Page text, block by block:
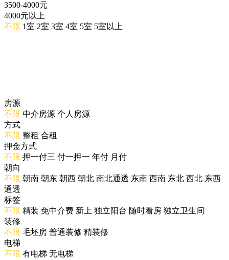
3500-4000元
4000元以上
不限 1室 2室 3室 4室 5室 5室以上
房源
不限 中介房源 个人房源
方式
不限 整租 合租
押金方式
不限 押一付三 付一押一 年付 月付
朝向
不限 朝南 朝东 朝西 朝北 南北通透 东南 西南 东北 西北 东西
通透
标签
不限 精装 免中介费 新上 独立阳台 随时看房 独立卫生间
装修
不限 毛坯房 普通装修 精装修
电梯
不限 有电梯 无电梯